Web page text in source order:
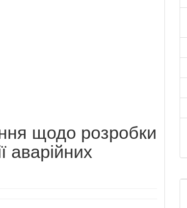
щодо розробки
аварійних